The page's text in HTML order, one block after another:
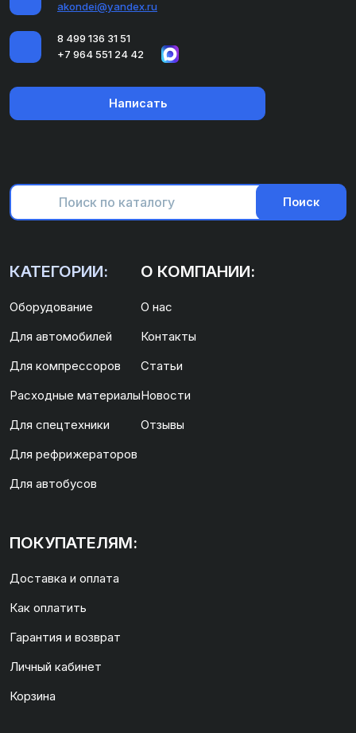
akondei@yandex.ru
8 499 136 31 51
+7 964 551 24 42
Написать
Поиск
КАТЕГОРИИ:
Оборудование
Для автомобилей
Для компрессоров
Расходные материалы
Для спецтехники
Для рефрижераторов
Для автобусов
О КОМПАНИИ:
О нас
Контакты
Статьи
Новости
Отзывы
ПОКУПАТЕЛЯМ:
Доставка и оплата
Как оплатить
Гарантия и возврат
Личный кабинет
Корзина